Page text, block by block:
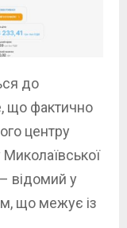
до
що фактично
центру
Миколаївської
відомий у
що межує із